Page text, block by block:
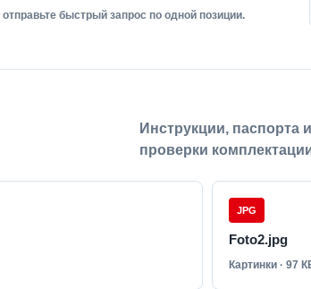
быстрый запрос по одной позиции.
Инструкции,
проверки
JPG
Foto2.jpg
Картинки · 97